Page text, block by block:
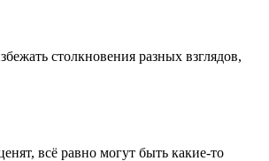
столкновения разных взглядов,
всё равно могут быть какие-то